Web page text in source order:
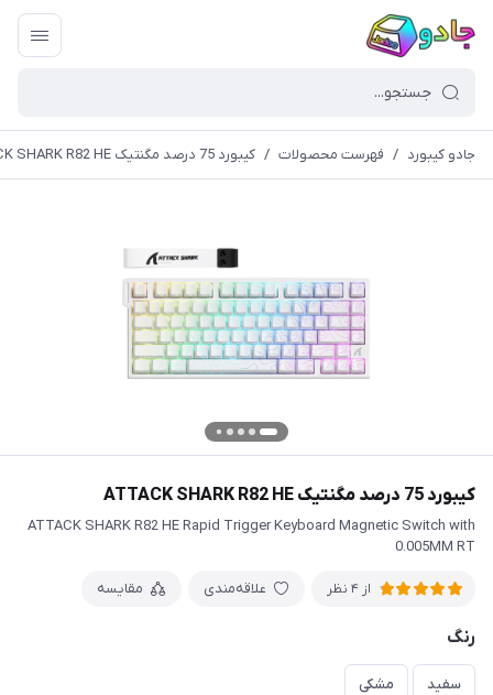
جادو کیبورد / فهرست محصولات / کیبورد 75 درصد مگنتیک ATTACK SHARK R82 HE
کیبورد 75 درصد مگنتیک ATTACK SHARK R82 HE
ATTACK SHARK R82 HE Rapid Trigger Keyboard Magnetic Switch with
0.005MM RT
از 4 نظر علاقه‌مندی مقایسه
رنگ
سفید مشکی